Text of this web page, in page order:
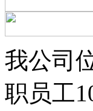
我公司
职员工